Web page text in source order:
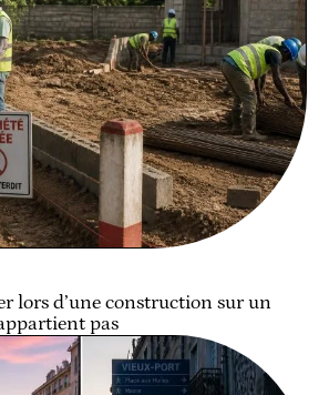
lors d’une construction sur un
pas